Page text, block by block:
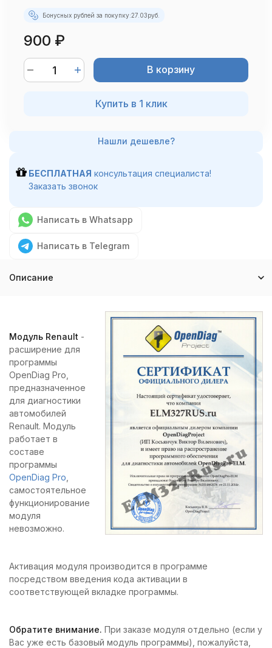
Бонусных рублей за покупку:27.03руб.
900 ₽
В корзину
Купить в 1 клик
БЕСПЛАТНАЯ консультация специалиста!
Заказать звонок
Написать в Whatsapp
Написать в Telegram
Описание
Модуль Renault -
расширение для
программы
OpenDiag Pro,
предназначенное
для диагностики
автомобилей
Renault. Модуль
работает в
составе
программы
OpenDiag Pro
самостоятельное
функционирование
модуля
невозможно.
Активация модуля производится в программе
посредством введения кода активации в
соответствующей вкладке программы.
Обратите внимание. При заказе модуля отдельно (если у
Вас уже есть базовый модуль программы), пожалуйста,